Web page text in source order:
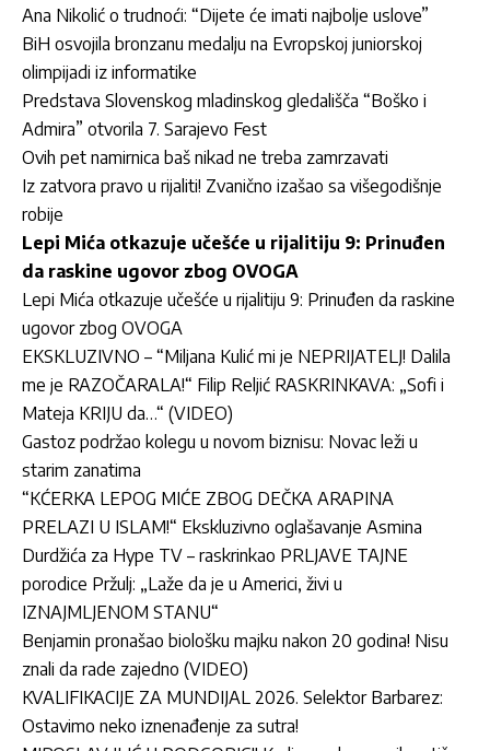
Ana Nikolić o trudnoći: “Dijete će imati najbolje uslove”
BiH osvojila bronzanu medalju na Evropskoj juniorskoj
olimpijadi iz informatike
Predstava Slovenskog mladinskog gledališča “Boško i
Admira” otvorila 7. Sarajevo Fest
Ovih pet namirnica baš nikad ne treba zamrzavati
Iz zatvora pravo u rijaliti! Zvanično izašao sa višegodišnje
robije
Lepi Mića otkazuje učešće u rijalitiju 9: Prinuđen
da raskine ugovor zbog OVOGA
Lepi Mića otkazuje učešće u rijalitiju 9: Prinuđen da raskine
ugovor zbog OVOGA
EKSKLUZIVNO – “Miljana Kulić mi je NEPRIJATELJ! Dalila
me je RAZOČARALA!“ Filip Reljić RASKRINKAVA: „Sofi i
Mateja KRIJU da…“ (VIDEO)
Gastoz podržao kolegu u novom biznisu: Novac leži u
starim zanatima
“KĆERKA LEPOG MIĆE ZBOG DEČKA ARAPINA
PRELAZI U ISLAM!“ Ekskluzivno oglašavanje Asmina
Durdžića za Hype TV – raskrinkao PRLJAVE TAJNE
porodice Pržulj: „Laže da je u Americi, živi u
IZNAJMLJENOM STANU“
Benjamin pronašao biološku majku nakon 20 godina! Nisu
znali da rade zajedno (VIDEO)
KVALIFIKACIJE ZA MUNDIJAL 2026. Selektor Barbarez:
Ostavimo neko iznenađenje za sutra!